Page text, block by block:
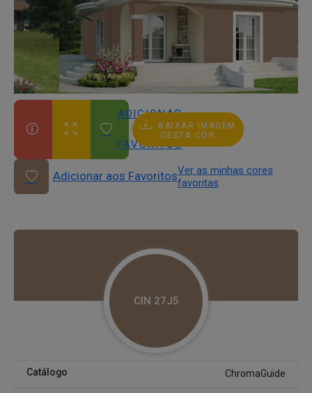
ADICIONAR
AOS
FAVORITOS
BAIXAR IMAGEM
DESTA COR
Adicionar aos FavoritosVer as minhas cores
favoritas
CIN 27J5
Catálogo ChromaGuide